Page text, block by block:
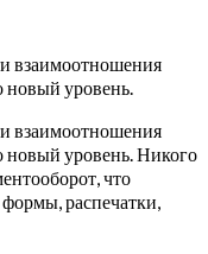
взаимоотношения
новый уровень.
взаимоотношения
новый уровень. Никого
что
распечатки,